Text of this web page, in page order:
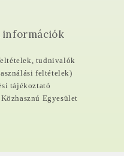
információk
tudnivalók
feltételek)
tájékoztató
Egyesület